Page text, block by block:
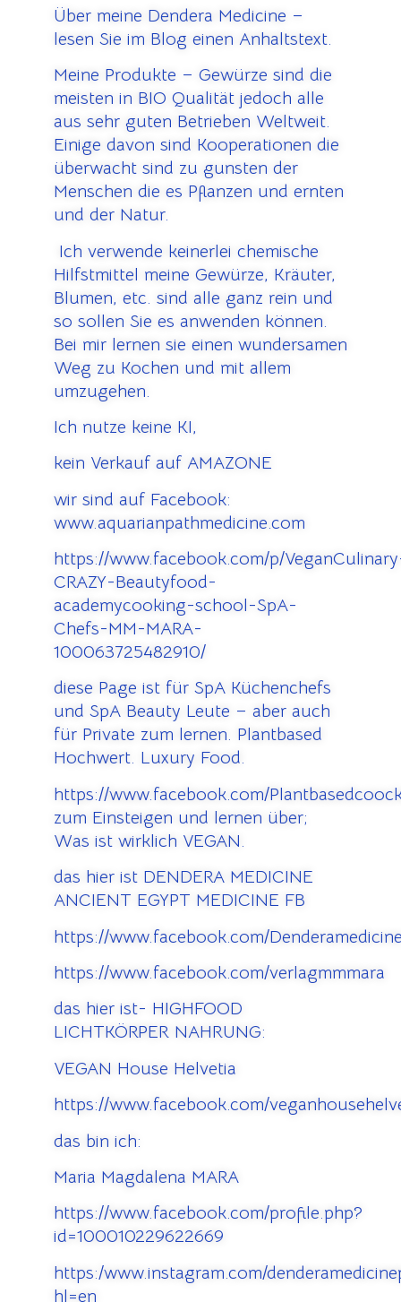
Über meine Dendera Medicine –
lesen Sie im Blog einen Anhaltstext.
Meine Produkte – Gewürze sind die
meisten in BIO Qualität jedoch alle
aus sehr guten Betrieben Weltweit.
Einige davon sind Kooperationen die
überwacht sind zu gunsten der
Menschen die es Pflanzen und ernten
und der Natur.
Ich verwende keinerlei chemische
Hilfstmittel meine Gewürze, Kräuter,
Blumen, etc. sind alle ganz rein und
so sollen Sie es anwenden können.
Bei mir lernen sie einen wundersamen
Weg zu Kochen und mit allem
umzugehen.
Ich nutze keine KI,
kein Verkauf auf AMAZONE
wir sind auf Facebook:
www.aquarianpathmedicine.com
https://www.facebook.com/p/
CRAZY-Beautyfood-
academycooking-school-SpA-
Chefs-MM-MARA-
100063725482910/
diese Page ist für SpA Küchenchefs
und SpA Beauty Leute – aber auch
für Private zum lernen. Plantbased
Hochwert. Luxury Food.
https://www.facebook.com/
zum Einsteigen und lernen über;
Was ist wirklich VEGAN.
das hier ist DENDERA MEDICINE
ANCIENT EGYPT MEDICINE FB
https://www.facebook.com/
https://www.facebook.com/verlagmmmara
das hier ist- HIGHFOOD
LICHTKÖRPER NAHRUNG:
VEGAN House Helvetia
https://www.facebook.com/
das bin ich:
Maria Magdalena MARA
https://www.facebook.com/profile.php?
id=100010229622669
https:/www.instagram.com/
hl=en